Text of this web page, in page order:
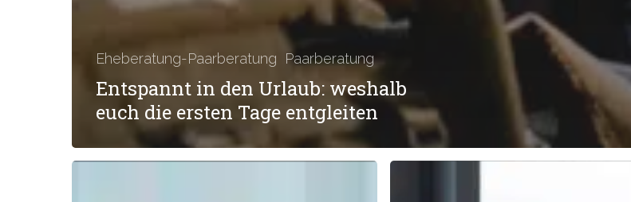
Eheberatung-Paarberatung Paarberatung
Entspannt in den Urlaub: weshalb
euch die ersten Tage entgleiten